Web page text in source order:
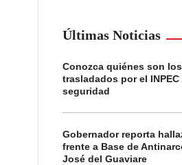
Últimas Noticias
Conozca quiénes son
trasladados por el
seguridad
Gobernador reporta
frente a Base de
José del Guaviare